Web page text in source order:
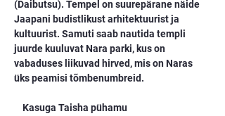
(Daibutsu). Tempel on suurepärane näide
Jaapani budistlikust arhitektuurist ja
kultuurist. Samuti saab nautida templi
juurde kuuluvat Nara parki, kus on
vabaduses liikuvad hirved, mis on Naras
üks peamisi tõmbenumbreid.
Kasuga Taisha pühamu